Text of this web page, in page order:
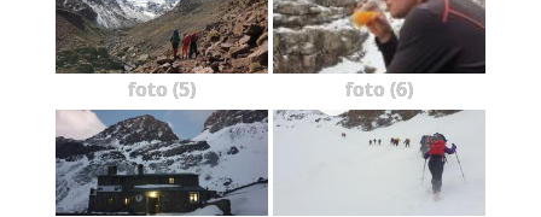
foto (5) foto (6)